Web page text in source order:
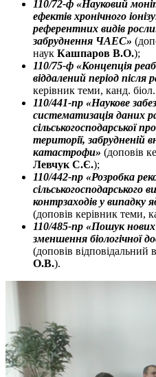
110/72-ф «Науковий
ефектів хронічного
референтних видів
забруднення ЧАЕС»
наук Кашпаров В.О.);
110/75-ф «Концепція
віддалений період після
керівник теми, канд.
110/441-пр «Наукове
систематизація даних
сільськогосподарської
території, забрудненій
катастрофи» (доповів
Левчук С.Є.);
110/442-пр «Розробка
контрзаходів у випадку
(доповів керівник теми,
110/485-пр «Пошук нових
зменшення біологічної
(доповів відповідальний
О.В.).